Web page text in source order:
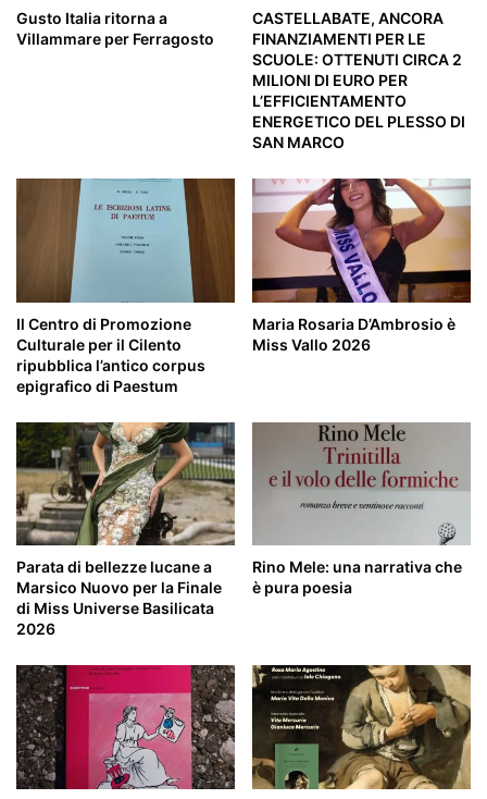
Gusto Italia ritorna a
Villammare per Ferragosto
CASTELLABATE, ANCORA
FINANZIAMENTI PER LE
SCUOLE: OTTENUTI CIRCA 2
MILIONI DI EURO PER
L’EFFICIENTAMENTO
ENERGETICO DEL PLESSO DI
SAN MARCO
Il Centro di Promozione
Culturale per il Cilento
ripubblica l’antico corpus
epigrafico di Paestum
Maria Rosaria D’Ambrosio è
Miss Vallo 2026
Parata di bellezze lucane a
Marsico Nuovo per la Finale
di Miss Universe Basilicata
2026
Rino Mele: una narrativa che
è pura poesia